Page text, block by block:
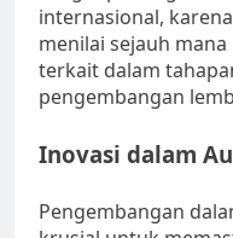
internasional,
menilai sejauh
terkait dalam
pengembangan
Inovasi dalam
Pengembangan